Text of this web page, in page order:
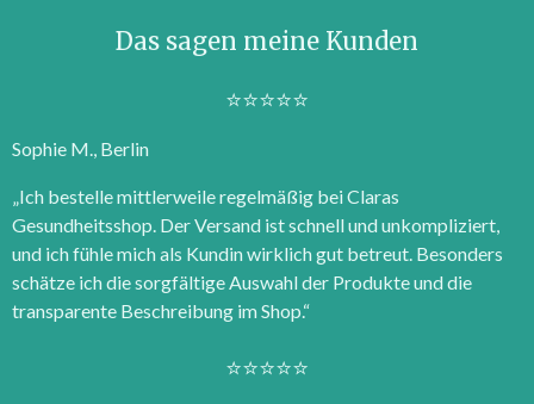
Das sagen meine Kunden
⭐⭐⭐⭐⭐
Sophie M., Berlin
„Ich bestelle mittlerweile regelmäßig bei Claras
Gesundheitsshop. Der Versand ist schnell und unkompliziert,
und ich fühle mich als Kundin wirklich gut betreut. Besonders
schätze ich die sorgfältige Auswahl der Produkte und die
transparente Beschreibung im Shop.“
⭐⭐⭐⭐⭐